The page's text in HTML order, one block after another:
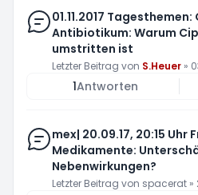
01.11.2017
Antibiotikum: Warum
umstritten ist
Letzter Beitrag von S.Heuer »
1Antworten
mex| 20.09.17, 20:15 Uhr
Medikamente:
Nebenwirkungen?
Letzter Beitrag von spacerat »